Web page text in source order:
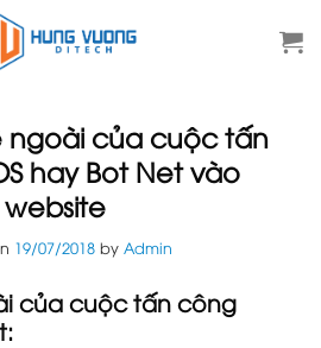
ngoài của cuộc tấn
hay Bot Net vào
website
19/07/2018 by Admin
của cuộc tấn công